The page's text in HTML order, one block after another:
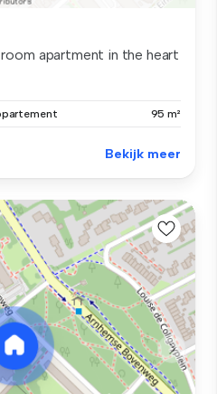
apartment in the heart
95 m²
Bekijk meer